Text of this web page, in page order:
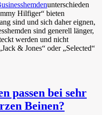
unterschieden
Hilfiger“ bieten
sind und sich daher eignen,
sind generell länger,
werden und nicht
& Jones“ oder „Selected“
passen bei sehr
Beinen?